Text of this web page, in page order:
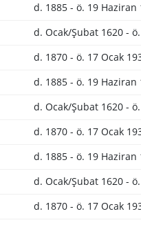
d. 1885 - ö. 19 Haziran
d. Ocak/Şubat 1620 -
d. 1870 - ö. 17 Ocak
d. 1885 - ö. 19 Haziran
d. Ocak/Şubat 1620 -
d. 1870 - ö. 17 Ocak
d. 1885 - ö. 19 Haziran
d. Ocak/Şubat 1620 -
d. 1870 - ö. 17 Ocak